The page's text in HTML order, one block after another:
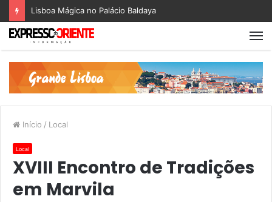
Lisboa Mágica no Palácio Baldaya
Início / Local
Local
XVIII Encontro de Tradições
em Marvila